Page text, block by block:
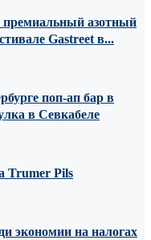
премиальный азотный
Gastreet в...
поп-ап бар в
в Севкабеле
Trumer Pils
экономии на налогах